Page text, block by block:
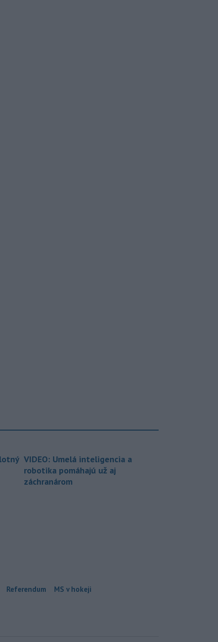
VIDEO: Umelá inteligencia a
robotika pomáhajú už aj
záchranárom
Referendum MS v hokeji